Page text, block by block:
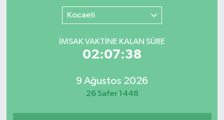
Kocaeli
İMSAK VAKTİNE KALAN SÜRE
02:07:38
9 Ağustos 2026
26 Safer 1448
İzmir Trafik Yoğunluk Haritası
Süper Lig Puan Durumu ve Fikstür